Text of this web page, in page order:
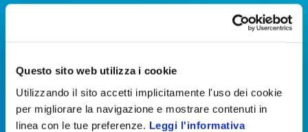
Questo sito web utilizza i cookie
Utilizzando il sito accetti implicitamente l'uso dei cookie
per migliorare la navigazione e mostrare contenuti in
linea con le tue preferenze. Leggi l'informativa